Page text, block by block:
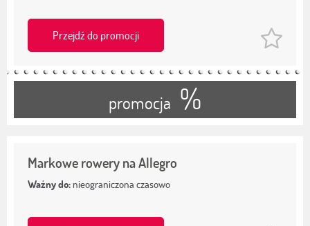
Przejdź do promocji
promocja %
Markowe rowery na Allegro
Ważny do: nieograniczona czasowo